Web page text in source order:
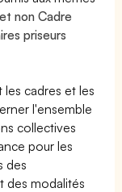
non Cadre
priseurs
cadres et les
l'ensemble
collectives
pour les
des
des modalités